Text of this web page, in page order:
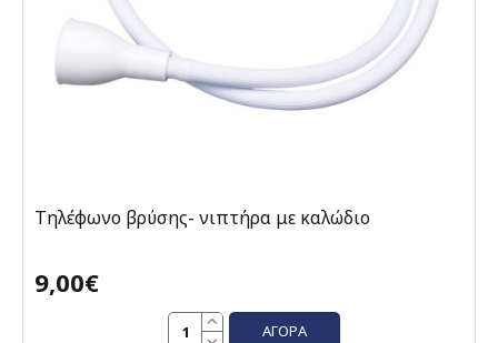
Τηλέφωνο βρύσης- νιπτήρα με καλώδιο
9,00€
ΑΓΟΡΆ